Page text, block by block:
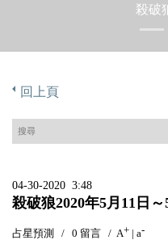
殺破
回上頁
04-30-2020 3:48
殺破狼2020年5月11日
占星預測 / 0 留言 / A+ | a-